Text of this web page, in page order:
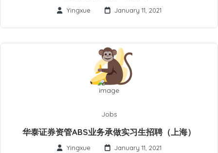
Yingxue January 11, 2021
Jobs
华泰证券资管ABS业务承做实习生招聘（上海）
Yingxue January 11, 2021